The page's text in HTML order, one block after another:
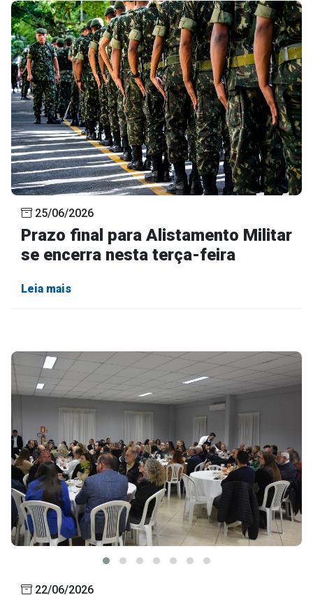
25/06/2026
Prazo final para Alistamento Militar
se encerra nesta terça-feira
Leia mais
22/06/2026